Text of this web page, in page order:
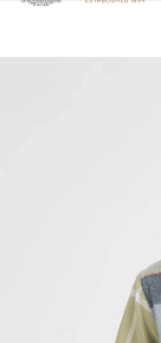
Clicca per